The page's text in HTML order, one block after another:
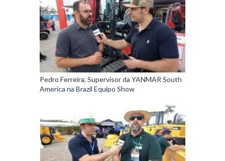
Pedro Ferreira, Supervisor da YANMAR South
America na Brazil Equipo Show